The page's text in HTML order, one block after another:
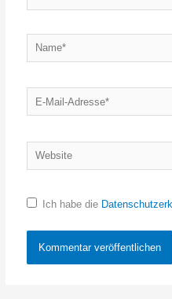
Name*
E-
Mail-
Website
Ich habe die